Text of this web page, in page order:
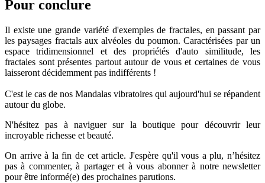
Pour conclure
Il existe une grande variété d'exemples de fractales, en passant par
les paysages fractals aux alvéoles du poumon. Caractérisées par un
espace tridimensionnel et des propriétés d'auto similitude, les
fractales sont présentes partout autour de vous et certaines de vous
laisseront décidemment pas indifférents !
C'est le cas de nos Mandalas vibratoires qui aujourd'hui se répandent
autour du globe.
N'hésitez pas à naviguer sur la boutique pour découvrir leur
incroyable richesse et beauté.
On arrive à la fin de cet article. J'espère qu'il vous a plu, n’hésitez
pas à commenter, à partager et à vous abonner à notre newsletter
pour être informé(e) des prochaines parutions.